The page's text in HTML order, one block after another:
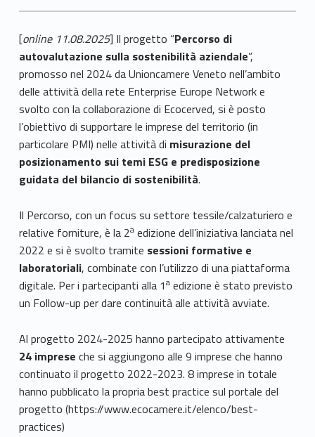
[online 11.08.2025] Il progetto “Percorso di
autovalutazione sulla sostenibilità aziendale”,
promosso nel 2024 da Unioncamere Veneto nell’ambito
delle attività della rete Enterprise Europe Network e
svolto con la collaborazione di Ecocerved, si è posto
l’obiettivo di supportare le imprese del territorio (in
particolare PMI) nelle attività di misurazione del
posizionamento sui temi ESG e predisposizione
guidata del bilancio di sostenibilità.
Il Percorso, con un focus su settore tessile/calzaturiero e
relative forniture, è la 2aedizione dell’iniziativa lanciata nel
2022 e si è svolto tramite sessioni formative e
laboratoriali, combinate con l’utilizzo di una piattaforma
digitale. Per i partecipanti alla 1aedizione è stato previsto
un Follow-up per dare continuità alle attività avviate.
Al progetto 2024-2025 hanno partecipato attivamente
24 imprese che si aggiungono alle 9 imprese che hanno
continuato il progetto 2022-2023. 8 imprese in totale
hanno pubblicato la propria best practice sul portale del
progetto (https://www.ecocamere.it/elenco/best-
practices)